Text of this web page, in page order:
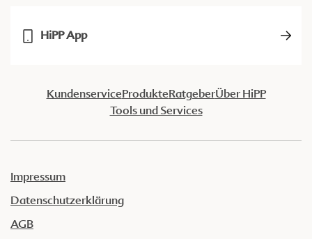
HiPP App
KundenserviceProdukteRatgeberÜber HiPP
Tools und Services
Impressum
Datenschutzerklärung
AGB